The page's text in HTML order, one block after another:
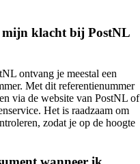
klacht bij PostNL
ontvang je meestal een
Met dit referentienummer
via de website van PostNL of
Het is raadzaam om
zodat je op de hoogte